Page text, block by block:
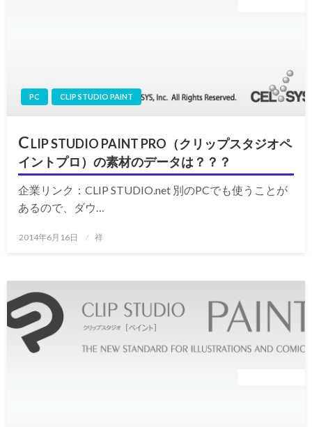
PC CLIP STUDIO PAINT
CLIP STUDIO PAINT PRO（クリップスタジオペ
イントプロ）の素材のデータは？？？
企業リンク：CLIP STUDIO.net 別のPCでも使うことが
あるので、ダウ…
投
2014年6月16日 祥